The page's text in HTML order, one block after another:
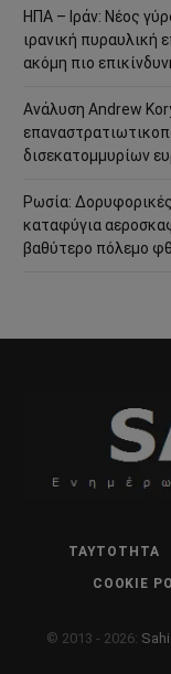
ΗΠΑ – Ιράν: Νέος
ιρανική πυραυλική
ακόμη πιο
Ανάλυση Andrew
δισεκατομμυρίων
Ρωσία:
καταφύγια
βαθύτερο πόλεμο
ΤΑΥΤΌΤΗΤΑ
COOKIE
© 2013 - 2026: